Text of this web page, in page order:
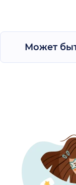
Может